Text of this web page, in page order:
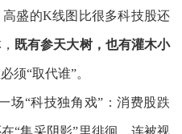
盛的K线图比很多科技股还
既有参天大树，也有灌木小
须“取代谁”。
场“科技独角戏”：消费股跌